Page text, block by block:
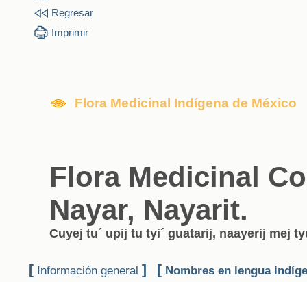
Regresar
Imprimir
Flora Medicinal Indígena de México
Flora Medicinal
Nayar, Nayarit.
Cuyej tu´ upij tu tyi´ guatarij, naayerij mej
[ Información general ] [ Nombres en lengua